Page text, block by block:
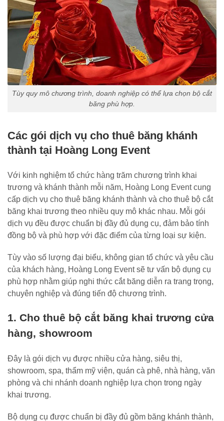
Tùy quy mô chương trình, doanh nghiệp có thể lựa chọn bộ cắt
băng phù hợp.
Các gói dịch vụ cho thuê băng khánh
thành tại Hoàng Long Event
Với kinh nghiệm tổ chức hàng trăm chương trình khai
trương và khánh thành mỗi năm, Hoàng Long Event cung
cấp dịch vụ cho thuê băng khánh thành và cho thuê bộ cắt
băng khai trương theo nhiều quy mô khác nhau. Mỗi gói
dịch vụ đều được chuẩn bị đầy đủ dụng cụ, đảm bảo tính
đồng bộ và phù hợp với đặc điểm của từng loại sự kiện.
Tùy vào số lượng đại biểu, không gian tổ chức và yêu cầu
của khách hàng, Hoàng Long Event sẽ tư vấn bộ dụng cụ
phù hợp nhằm giúp nghi thức cắt băng diễn ra trang trọng,
chuyên nghiệp và đúng tiến độ chương trình.
1. Cho thuê bộ cắt băng khai trương cửa
hàng, showroom
Đây là gói dịch vụ được nhiều cửa hàng, siêu thị,
showroom, spa, thẩm mỹ viện, quán cà phê, nhà hàng, văn
phòng và chi nhánh doanh nghiệp lựa chọn trong ngày
khai trương.
Bộ dụng cụ được chuẩn bị đầy đủ gồm băng khánh thành,